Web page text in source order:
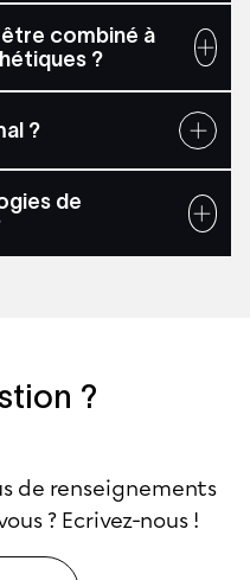
combiné à
?
?
de
?
de renseignements
? Ecrivez-nous !